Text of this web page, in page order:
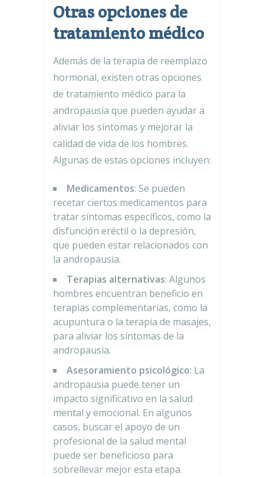
Otras opciones de
tratamiento médico
Además de la terapia de reemplazo
hormonal, existen otras opciones
de tratamiento médico para la
andropausia que pueden ayudar a
aliviar los síntomas y mejorar la
calidad de vida de los hombres.
Algunas de estas opciones incluyen:
Medicamentos: Se pueden
recetar ciertos medicamentos para
tratar síntomas específicos, como la
disfunción eréctil o la depresión,
que pueden estar relacionados con
la andropausia.
Terapias alternativas: Algunos
hombres encuentran beneficio en
terapias complementarias, como la
acupuntura o la terapia de masajes,
para aliviar los síntomas de la
andropausia.
Asesoramiento psicológico: La
andropausia puede tener un
impacto significativo en la salud
mental y emocional. En algunos
casos, buscar el apoyo de un
profesional de la salud mental
puede ser beneficioso para
sobrellevar mejor esta etapa.